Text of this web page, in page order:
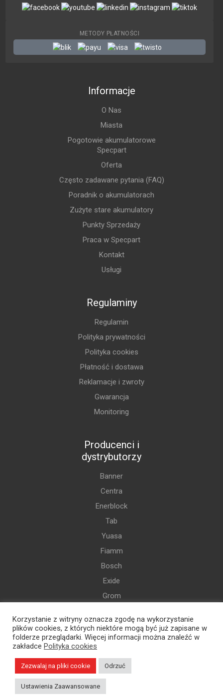
METODY PŁATNOŚCI
Informacje
O Nas
Miasta
Pogotowie akumulatorowe
Specpart
Oferta
Często zadawane pytania (FAQ)
Poradnik o akumulatorach
Zużyte stare akumulatory
Punkty Sprzedaży
Praca w Specpart
Kontakt
Usługi
Regulaminy
Regulamin
Polityka prywatności
Polityka cookies
Płatność i dostawa
Reklamacje i zwroty
Gwarancja
Monitoring
Producenci i
dystrybutorzy
Banner
Centra
Enerblock
Tab
Yuasa
Fiamm
Bosch
Exide
Grom
i więcej
Polska Sieć Motoryzacyjna Specpart Sp. z o.o. | 2022
Korzystanie z witryny oznacza zgodę na wykorzystanie
plików cookies, z których niektóre mogą być już zapisane w
folderze przeglądarki. Więcej informacji można znaleźć w
zakładce Polityka cookies
Zezwalaj na pliki cookie Odrzuć
Ustawienia Zaawansowane